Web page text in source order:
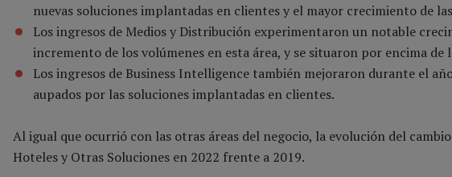
nuevas soluciones implantadas en clientes y el mayor crecimiento de
Los ingresos de Medios y Distribución experimentaron un notable
incremento de los volúmenes en esta área, y se situaron por encima de
Los ingresos de Business Intelligence también mejoraron durante el
aupados por las soluciones implantadas en clientes.
Al igual que ocurrió con las otras áreas del negocio, la evolución del
Hoteles y Otras Soluciones en 2022 frente a 2019.